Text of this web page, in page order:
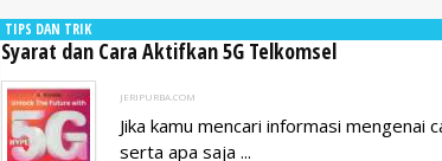
TIPS DAN TRIK
Syarat dan Cara Aktifkan 5G Telkomsel
JERIPURBA.COM
Jika kamu mencari informasi
serta apa saja ...